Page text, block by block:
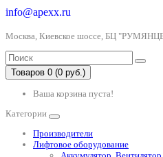
info@apexx.ru
Москва, Киевское шоссе, БЦ
Товаров 0 (0 руб.)
Ваша корзина пуста!
Категории
Производители
Лифтовое оборудование